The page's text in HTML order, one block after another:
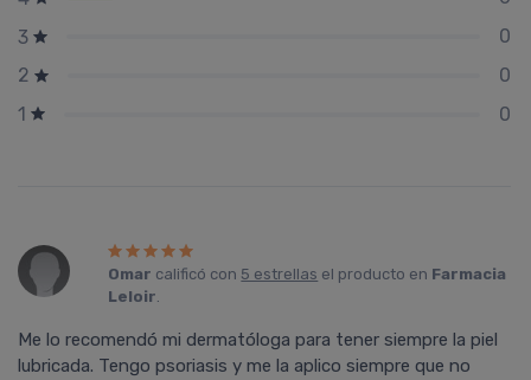
3
0
2
0
1
0
Omar calificó con 5 estrellas el producto en Farmacia
Leloir.
Me lo recomendó mi dermatóloga para tener siempre la piel
lubricada. Tengo psoriasis y me la aplico siempre que no